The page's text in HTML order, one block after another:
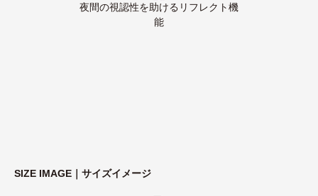
夜間の視認性を助けるリフレクト機
能
SIZE IMAGE｜サイズイメージ